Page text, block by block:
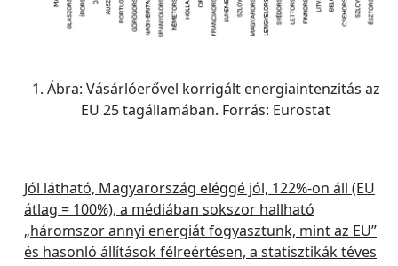
1. Ábra: Vásárlóerővel korrigált energiaintenzitás az
EU 25 tagállamában. Forrás: Eurostat
Jól látható, Magyarország eléggé jól, 122%-on áll (EU
átlag = 100%), a médiában sokszor hallható
„háromszor annyi energiát fogyasztunk, mint az EU”
és hasonló állítások félreértésen, a statisztikák téves